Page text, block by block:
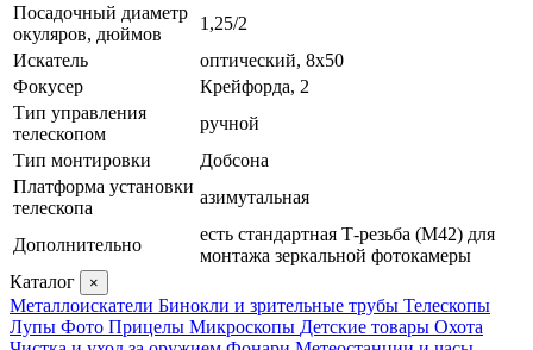
Посадочный диаметр
окуляров, дюймов
1,25/2
Искатель
оптический, 8x50
Фокусер
Крейфорда, 2
Тип управления
телескопом
ручной
Тип монтировки
Добсона
Платформа установки
телескопа
азимутальная
Дополнительно
есть стандартная Т-резьба (М42) для
монтажа зеркальной фотокамеры
Каталог
×
Металлоискатели Бинокли и зрительные трубы Телескопы
Лупы Фото Прицелы Микроскопы Детские товары Охота